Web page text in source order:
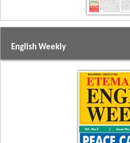
English Weekly